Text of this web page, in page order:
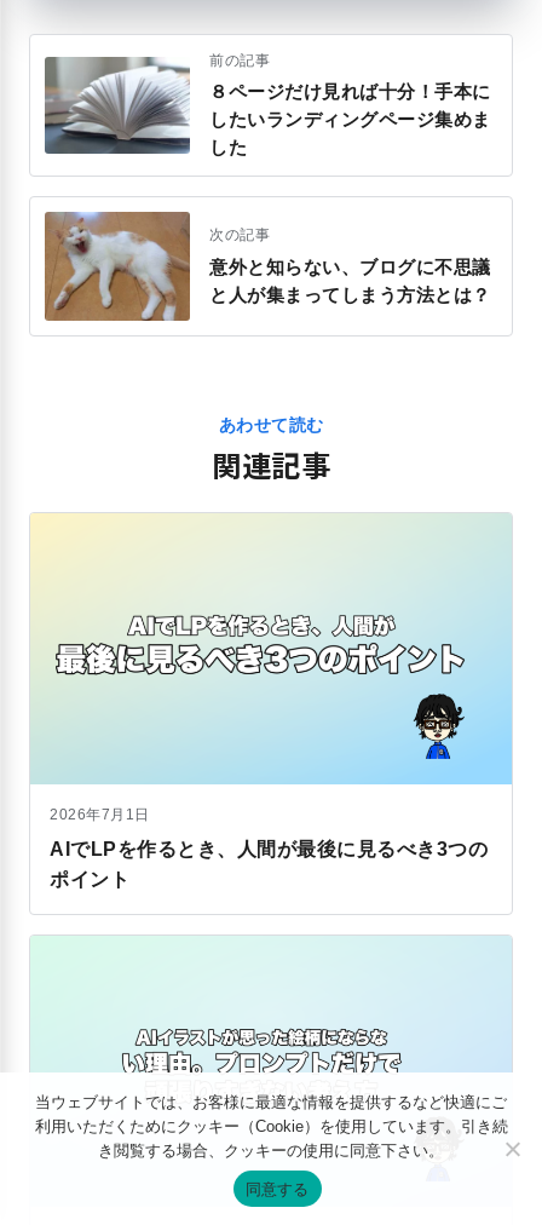
前の記事
８ページだけ見れば十分！手本に
したいランディングページ集めま
した
次の記事
意外と知らない、ブログに不思議
と人が集まってしまう方法とは？
あわせて読む
関連記事
2026年7月1日
AIでLPを作るとき、人間が最後に見るべき3つの
ポイント
当ウェブサイトでは、お客様に最適な情報を提供するなど快適にご
利用いただくためにクッキー（Cookie）を使用しています。引き続
き閲覧する場合、クッキーの使用に同意下さい。
同意する